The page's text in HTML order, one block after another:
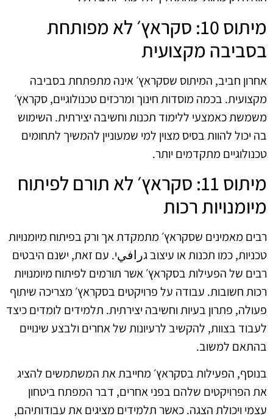
מיתוס 10: סקראץ׳ לא מפותחת
בסביבה מקצועית
אחרון חביב, המיתוס שסקראץ׳ אינה מתפתחת בסביבה
מקצועית. בכמה מוסדות חינוך ומרכזים טכנולוגיים, סקראץ׳
משמשת כאמצעי ללימוד תכנות וחשיבה יצירתית. השימוש
בה יכול להוות בסיס מצוין למי שמעוניין להמשיך לתחומים
טכנולוגיים מתקדמים יותר.
מיתוס 11: סקראץ׳ לא תורם לפיתוח
מיומנויות רכות
רבים מאמינים שסקראץ׳ מתמקדת אך ורק בפיתוח מיומנויות
טכניות, כמו תכנות או עיצוב גرافيי. עם זאת, ישנם היבטים
רבים של הפעילות בסקראץ׳ אשר תורמים לפיתוח מיומנויות
רכות חשובות. עבודה על פרויקטים בסקראץ׳ מצריכה שיתוף
פעולה, פתרון בעיות וחשיבה יצירתית. תלמידים לומדים כיצד
לעבוד בצוות, להקשיב לרעיונות של אחרים ולבצע שינויים
בהתאם למשוב.
בנוסף, הפעילות בסקראץ׳ מחייבת את המשתמשים להציג
את הפרויקטים שלהם בפני אחרים, דבר המפתח ביטחון
עצמי ויכולת הצגה. כאשר תלמידים מציגים את עבודותיהם,